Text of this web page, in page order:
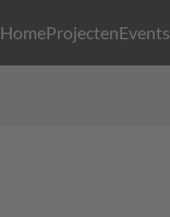
HomeProjectenEvents